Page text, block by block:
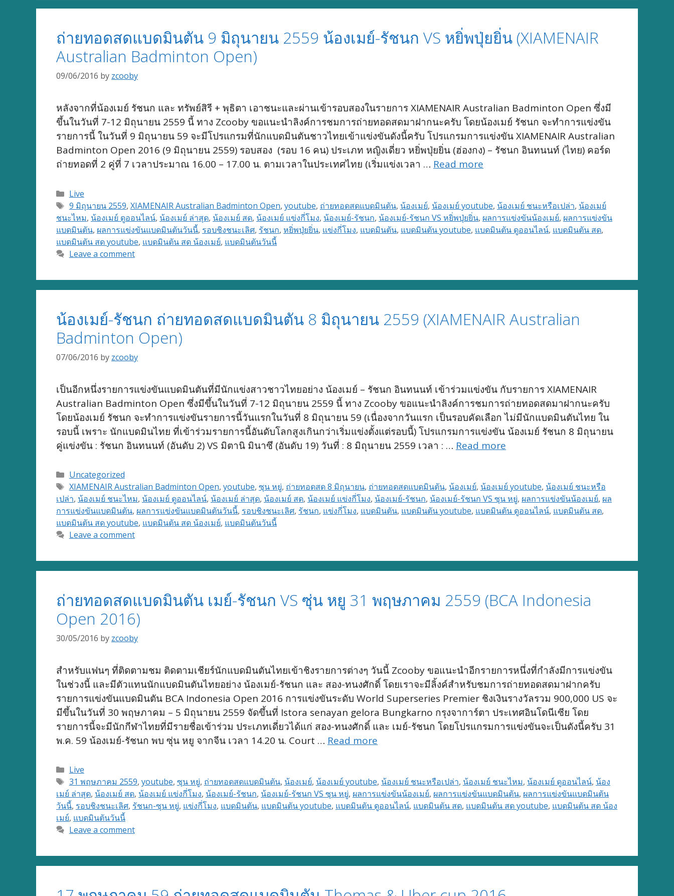
ถ่ายทอดสดแบดมินตัน 9 มิถุนายน 2559 น้องเมย์-รัชนก VS หยิ่พปุ่ยยิ่น (XIAMENAIR
Australian Badminton Open)
09/06/2016 by zcooby
หลังจากที่น้องเมย์ รัชนก และ ทรัพย์สิรี + พุธิตา เอาชนะและผ่านเข้ารอบสองในรายการ XIAMENAIR Australian Badminton Open ซึ่งมี
ขึ้นในวันที่ 7-12 มิถุนายน 2559 นี้ ทาง Zcooby ขอแนะนำลิงค์การชมการถ่ายทอดสดมาฝากนะครับ โดยน้องเมย์ รัชนก จะทำการแข่งขัน
รายการนี้ ในวันที่ 9 มิถุนายน 59 จะมีโปรแกรมที่นักแบดมินตันชาวไทยเข้าแข่งขันดังนี้ครับ โปรแกรมการแข่งขัน XIAMENAIR Australian
Badminton Open 2016 (9 มิถุนายน 2559) รอบสอง (รอบ 16 คน) ประเภท หญิงเดี่ยว หยิ่พปุ่ยยิ่น (ฮ่องกง) – รัชนก อินทนนท์ (ไทย) คอร์ด
ถ่ายทอดที่ 2 คู่ที่ 7 เวลาประมาณ 16.00 – 17.00 น. ตามเวลาในประเทศไทย (เริ่มแข่งเวลา … Read more
Categories
Live
Tags
9 มิถุนายน 2559, XIAMENAIR Australian Badminton Open, youtube, ถ่ายทอดสดแบดมินตัน, น้องเมย์, น้องเมย์ youtube, น้องเมย์ ชนะหรือเปล่า, น้องเมย์
ชนะไหม, น้องเมย์ ดูออนไลน์, น้องเมย์ ล่าสุด, น้องเมย์ สด, น้องเมย์ แข่งกี่โมง, น้องเมย์-รัชนก, น้องเมย์-รัชนก VS หยิ่พปุ่ยยิ่น, ผลการแข่งขันน้องเมย์, ผลการแข่งขัน
แบดมินตัน, ผลการแข่งขันแบดมินตันวันนี้, รอบชิงชนะเลิศ, รัชนก, หยิ่พปุ่ยยิ่น, แข่งกี่โมง, แบดมินตัน, แบดมินตัน youtube, แบดมินตัน ดูออนไลน์, แบดมินตัน สด,
แบดมินตัน สด youtube, แบดมินตัน สด น้องเมย์, แบดมินตันวันนี้
Leave a comment
น้องเมย์-รัชนก ถ่ายทอดสดแบดมินตัน 8 มิถุนายน 2559 (XIAMENAIR Australian
Badminton Open)
07/06/2016 by zcooby
เป็นอีกหนึ่งรายการแข่งขันแบดมินตันที่มีนักแข่งสาวชาวไทยอย่าง น้องเมย์ – รัชนก อินทนนท์ เข้าร่วมแข่งขัน กับรายการ XIAMENAIR
Australian Badminton Open ซึ่งมีขึ้นในวันที่ 7-12 มิถุนายน 2559 นี้ ทาง Zcooby ขอแนะนำลิงค์การชมการถ่ายทอดสดมาฝากนะครับ
โดยน้องเมย์ รัชนก จะทำการแข่งขันรายการนี้วันแรกในวันที่ 8 มิถุนายน 59 (เนื่องจากวันแรก เป็นรอบคัดเลือก ไม่มีนักแบดมินตันไทย ใน
รอบนี้ เพราะ นักแบดมินไทย ที่เข้าร่วมรายการนี้อันดับโลกสูงเกินกว่าเริ่มแข่งตั้งแต่รอบนี้) โปรแกรมการแข่งขัน น้องเมย์ รัชนก 8 มิถุนายน
คู่แข่งขัน : รัชนก อินทนนท์ (อันดับ 2) VS มิตานิ มินาซึ (อันดับ 19) วันที่ : 8 มิถุนายน 2559 เวลา : … Read more
Categories
Uncategorized
Tags
XIAMENAIR Australian Badminton Open, youtube, ซุน หยู่, ถ่ายทอดสด 8 มิถุนายน, ถ่ายทอดสดแบดมินตัน, น้องเมย์, น้องเมย์ youtube, น้องเมย์ ชนะหรือ
เปล่า, น้องเมย์ ชนะไหม, น้องเมย์ ดูออนไลน์, น้องเมย์ ล่าสุด, น้องเมย์ สด, น้องเมย์ แข่งกี่โมง, น้องเมย์-รัชนก, น้องเมย์-รัชนก VS ซุน หยู่, ผลการแข่งขันน้องเมย์, ผล
การแข่งขันแบดมินตัน, ผลการแข่งขันแบดมินตันวันนี้, รอบชิงชนะเลิศ, รัชนก, แข่งกี่โมง, แบดมินตัน, แบดมินตัน youtube, แบดมินตัน ดูออนไลน์, แบดมินตัน สด,
แบดมินตัน สด youtube, แบดมินตัน สด น้องเมย์, แบดมินตันวันนี้
Leave a comment
ถ่ายทอดสดแบดมินตัน เมย์-รัชนก VS ซุ่น หยู 31 พฤษภาคม 2559 (BCA Indonesia
Open 2016)
30/05/2016 by zcooby
สำหรับแฟนๆ ที่ติดตามชม ติดตามเชียร์นักแบดมินตันไทยเข้าชิงรายการต่างๆ วันนี้ Zcooby ขอแนะนำอีกรายการหนึ่งที่กำลังมีการแข่งขัน
ในช่วงนี้ และมีตัวแทนนักแบดมินตันไทยอย่าง น้องเมย์-รัชนก และ สอง-ทนงศักดิ์ โดยเราจะมีลิ้งค์สำหรับชมการถ่ายทอดสดมาฝากครับ
รายการแข่งขันแบดมินตัน BCA Indonesia Open 2016 การแข่งขันระดับ World Superseries Premier ชิงเงินรางวัลรวม 900,000 US จะ
มีขึ้นในวันที่ 30 พฤษภาคม – 5 มิถุนายน 2559 จัดขึ้นที่ Istora senayan gelora Bungkarno กรุงจาการ์ตา ประเทศอินโดนีเซีย โดย
รายการนี้จะมีนักกีฬาไทยที่มีรายชื่อเข้าร่วม ประเภทเดี่ยวได้แก่ สอง-ทนงศักดิ์ และ เมย์-รัชนก โดยโปรแกรมการแข่งขันจะเป็นดังนี้ครับ 31
พ.ค. 59 น้องเมย์-รัชนก พบ ซุ่น หยู จากจีน เวลา 14.20 น. Court … Read more
Categories
Live
Tags
31 พฤษภาคม 2559, youtube, ซุน หยู่, ถ่ายทอดสดแบดมินตัน, น้องเมย์, น้องเมย์ youtube, น้องเมย์ ชนะหรือเปล่า, น้องเมย์ ชนะไหม, น้องเมย์ ดูออนไลน์, น้อง
เมย์ ล่าสุด, น้องเมย์ สด, น้องเมย์ แข่งกี่โมง, น้องเมย์-รัชนก, น้องเมย์-รัชนก VS ซุน หยู่, ผลการแข่งขันน้องเมย์, ผลการแข่งขันแบดมินตัน, ผลการแข่งขันแบดมินตัน
วันนี้, รอบชิงชนะเลิศ, รัชนก-ซุน หยู่, แข่งกี่โมง, แบดมินตัน, แบดมินตัน youtube, แบดมินตัน ดูออนไลน์, แบดมินตัน สด, แบดมินตัน สด youtube, แบดมินตัน สด น้อง
เมย์, แบดมินตันวันนี้
Leave a comment